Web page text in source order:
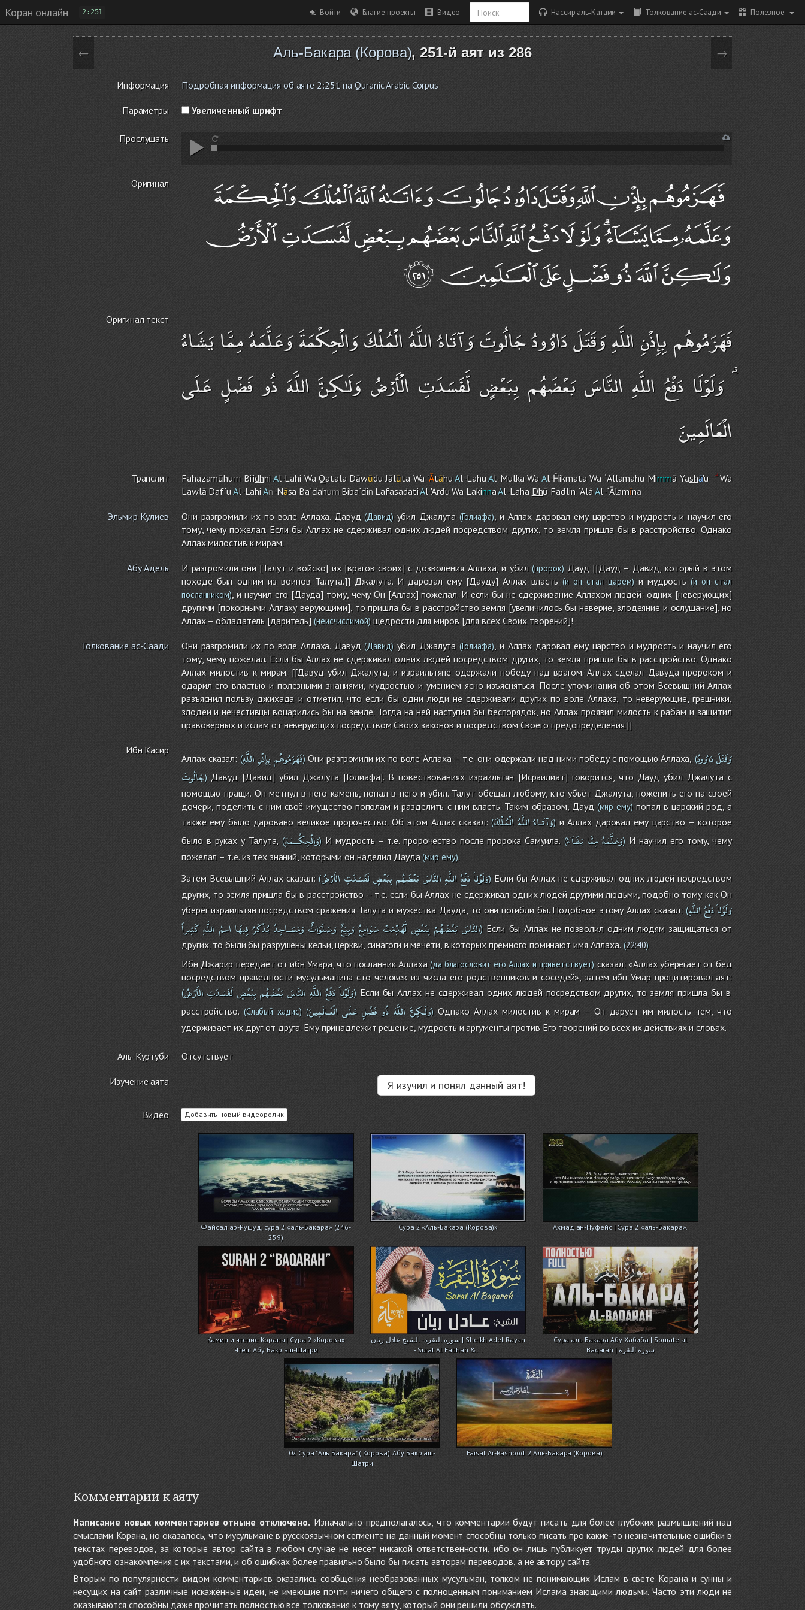
Коран онлайн 2:251 Войти Благие проекты Видео Нассир аль-Катами Толкование ас-Саади Полезное
← Аль-Бакара (Корова), 251-й аят из 286 →
Информация Подробная информация об аяте 2:251 на Quranic Arabic Corpus
Параметры Увеличенный шрифт
Прослушать
Оригинал
Оригинал текст
فَهَزَمُوهُم بِإِذْنِ اللَّهِ وَقَتَلَ دَاوُودُ جَالُوتَ وَآتَاهُ اللَّهُ الْمُلْكَ وَالْحِكْمَةَ وَعَلَّمَهُ مِمَّا يَشَاءُ
ۗ وَلَوْلَا دَفْعُ اللَّهِ النَّاسَ بَعْضَهُم بِبَعْضٍ لَّفَسَدَتِ الْأَرْضُ وَلَـٰكِنَّ اللَّهَ ذُو فَضْلٍ عَلَى
الْعَالَمِينَ
Транслит FahazamūhumBi'idhniAl-LahiWa Qatala Dāwūdu Jālūta Wa 'ĀtāhuAl-LahuAl-Mulka WaAl-Ĥikmata Wa `Allamahu Mimmā Yashā'u Wa
Lawlā Daf`uAl-LahiAn-Nāsa Ba`đahumBiba`đinLafasadatiAl-'Arđu Wa LakinnaAl-Laha Dhū Fađlin `AláAl-`Ālamīna
Эльмир Кулиев Они разгромили их по воле Аллаха. Давуд (Давид)убил Джалута (Голиафа), и Аллах даровал ему царство и мудрость и научил его
тому, чему пожелал. Если бы Аллах не сдерживал одних людей посредством других, то земля пришла бы в расстройство. Однако
Аллах милостив к мирам.
Абу Адель И разгромили они [Талут и войско] их [врагов своих] с дозволения Аллаха, и убил(пророк)Дауд [[Дауд – Давид, который в этом
походе был одним из воинов Талута.]] Джалута. И даровал ему [Дауду] Аллах власть (и он стал царем)и мудрость (и он стал
посланником), и научил его [Дауда] тому, чему Он [Аллах] пожелал. И если бы не сдерживание Аллахом людей: одних [неверующих]
другими [покорными Аллаху верующими], то пришла бы в расстройство земля [увеличилось бы неверие, злодеяние и ослушание], но
Аллах – обладатель [даритель] (неисчислимой)щедрости для миров [для всех Своих творений]!
Толкование ас-Саади Они разгромили их по воле Аллаха. Давуд (Давид)убил Джалута (Голиафа), и Аллах даровал ему царство и мудрость и научил его
тому, чему пожелал. Если бы Аллах не сдерживал одних людей посредством других, то земля пришла бы в расстройство. Однако
Аллах милостив к мирам. [[Давуд убил Джалута, и израильтяне одержали победу над врагом. Аллах сделал Давуда пророком и
одарил его властью и полезными знаниями, мудростью и умением ясно изъясняться. После упоминания об этом Всевышний Аллах
разъяснил пользу джихада и отметил, что если бы одни люди не сдерживали других по воле Аллаха, то неверующие, грешники,
злодеи и нечестивцы воцарились бы на земле. Тогда на ней наступил бы беспорядок, но Аллах проявил милость к рабам и защитил
правоверных и ислам от неверующих посредством Своих законов и посредством Своего предопределения.]]
Ибн Касир
Аллах сказал: ( فَهَزَمُوهُمبِإِذْنِاللَّهِ )Они разгромили их по воле Аллаха – т.е. они одержали над ними победу с помощью Аллаха, ( وَقَتَلَدَاوُودُ
جَالُوتَ)Давуд [Давид] убил Джалута [Голиафа]. В повествованиях израильтян [Исраилиат] говорится, что Дауд убил Джалута с
помощью пращи. Он метнул в него камень, попал в него и убил. Талут обещал любому, кто убьёт Джалута, поженить его на своей
дочери, поделить с ним своё имущество пополам и разделить с ним власть. Таким образом, Дауд (мир ему) попал в царский род, а
также ему было даровано великое пророчество. Об этом Аллах сказал:( وَآتَـاهُاللَّهُالْمُلْكَ )и Аллах даровал ему царство – которое
было в руках у Талута, (وَالْحِكْــمَةِ) И мудрость – т.е. пророчество после пророка Самуила. ( وَعَلَّمَهُمِمَّا يَشَآءُ )И научил его тому, чему
пожелал – т.е. из тех знаний, которыми он наделил Дауда(мир ему).
Затем Всевышний Аллах сказал:( وَلَوْلاَدَفْعُاللَّهِالنَّاسَبَعْضَهُمبِبَعْضٍلَفَسَدَتِ الأَرْضُ )Если бы Аллах не сдерживал одних людей посредством
других, то земля пришла бы в расстройство – т.е. если бы Аллах не сдерживал одних людей другими людьми, подобно тому как Он
уберёг израильтян посредством сражения Талута и мужества Дауда, то они погибли бы. Подобное этому Аллах сказал: ( وَلَوْلاَدَفْعُاللَّهِ
النَّاسَ بَعْضَهُمْ بِبَعْضٍ لَّهُدِّمَتْ صَوَامِعُوَبِيَعٌ وَصَلَوَاتٌ وَمَسَـاجِدُ يُذْكَرُفِيهَا اسمُ اللَّهِ كَثِيراً )Если бы Аллах не позволил одним людям защищаться от
других, то были бы разрушены кельи, церкви, синагоги и мечети, в которых премного поминают имя Аллаха.(22:40)
Ибн Джарир передаёт от ибн Умара, что посланник Аллаха(да благословит его Аллах и приветствует) сказал: «Аллах уберегает от бед
посредством праведности мусульманина сто человек из числа его родственников и соседей», затем ибн Умар процитировал аят:
( وَلَوْلاَدَفْعُاللَّهِ النَّاسَ بَعْضَهُمبِبَعْضٍ لَفَسَدَتِالأَرْضُ ) Если бы Аллах не сдерживал одних людей посредством других, то земля пришла бы в
расстройство.(Слабый хадис)( وَلَـكِنَّ اللَّهَ ذُو فَضْلٍ عَلَى الْعَـالَمِينَ ) Однако Аллах милостив к мирам – Он дарует им милость тем, что
удерживает их друг от друга. Ему принадлежит решение, мудрость и аргументы против Его творений во всех их действиях и словах.
Аль-Куртуби Отсутствует
Изучение аята Я изучил и понял данный аят!
Видео Добавить новый видеоролик
Файсал ар-Рушуд, сура 2 «аль-Бакара» (246-
259)
Сура 2 «Аль-Бакара (Корова)» Ахмад ан-Нуфейс | Сура 2 «аль-Бакара».
Камин и чтение Корана | Сура 2 «Корова»
Чтец: Абу Бакр аш-Шатри
سورة البقرة - الشيخ عادل ريان | Sheikh Adel Rayan
- Surat Al Fatihah &...
Cура аль Бакара Абу Хабиба | Sourate al
Baqarah | سورة البقرة
02 Сура "Аль Бакара" ( Корова). Абу Бакр аш-
Шатри
Faisal Ar-Rashood. 2 Аль-Бакара (Корова)
Комментарии к аяту
Написание новых комментариев отныне отключено. Изначально предполагалось, что комментарии будут писать для более глубоких размышлений над
смыслами Корана, но оказалось, что мусульмане в русскоязычном сегменте на данный момент способны только писать про какие-то незначительные ошибки в
текстах переводов, за которые автор сайта в любом случае не несёт никакой ответственности, ибо он лишь публикует труды других людей для более
удобного ознакомления с их текстами, и об ошибках более правильно было бы писать авторам переводов, а не автору сайта.
Вторым по популярности видом комментариев оказались сообщения необразованных мусульман, толком не понимающих Ислам в свете Корана и сунны и
несущих на сайт различные искажённые идеи, не имеющие почти ничего общего с полноценным пониманием Ислама знающими людьми. Часто эти люди не
оказываются способны даже прочитать полностью все толкования к тому аяту, который они решили обсуждать.